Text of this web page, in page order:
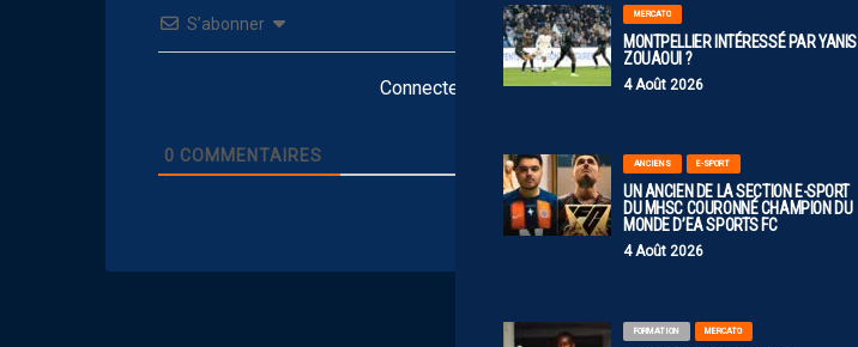
MERCATO
MONTPELLIER INTÉRESSÉ PAR YANIS
ZOUAOUI ?
4 Août 2026
ANCIENS E-SPORT
UN ANCIEN DE LA SECTION E-SPORT
DU MHSC COURONNÉ CHAMPION DU
MONDE D’EA SPORTS FC
4 Août 2026
FORMATION MERCATO
S’abonner Se connecter avec :
Connectez-vous pour poster un commentaire
0 COMMENTAIRES